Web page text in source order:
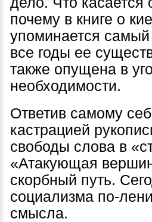
почему в книге о
упоминается
все годы ее
также опущена в
необходимости.
Ответив самому
кастрацией
свободы слова в
«Атакующая
скорбный путь.
социализма по-
смысла.